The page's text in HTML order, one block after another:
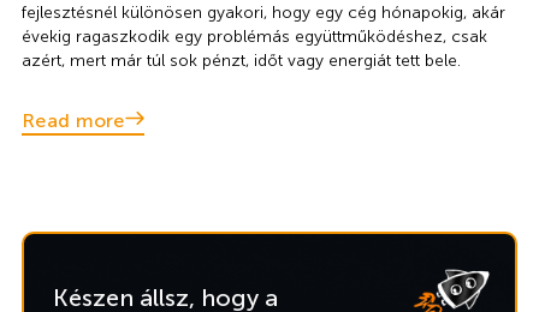
fejlesztésnél különösen gyakori, hogy egy cég hónapokig, akár
évekig ragaszkodik egy problémás együttműködéshez, csak
azért, mert már túl sok pénzt, időt vagy energiát tett bele.
Read more
Készen állsz, hogy a